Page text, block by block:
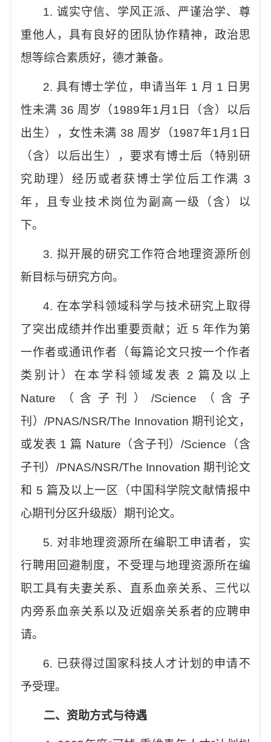
1. 诚实守信、学风正派、严谨治学、尊
重他人，具有良好的团队协作精神，政治思
想等综合素质好，德才兼备。
2. 具有博士学位，申请当年 1 月 1 日男
性未满 36 周岁 （1989年1月 1 日（含）以后
出生）
，女性未满 38 周岁 （1987年1月 1 日
（含）以后出生）
，要求有博士后（特别研
究助理）经历或者获博士学位后工作满 3
年，且专业技术岗位为副高一级（含）以
下。
3. 拟开展的研究工作符合地理资源所创
新目标与研究方向。
4. 在本学科领域科学与技术研究上取得
了突出成绩并作出重要贡献；近 5 年作为第
一作者或通讯作者（每篇论文只按一个作者
类别计）在本学科领域发表 2 篇及以上
Nature （含子刊）/Science （含子
刊）/PNAS/NSR/The Innovation期刊论文，
或发表 1篇 Nature （含子刊）/Science （含
子刊） /PNAS/NSR/The Innovation期刊论文
和 5篇及以上一区（中国科学院文献情报中
心期刊分区升级版）期刊论文。
5. 对非地理资源所在编职工申请者，实
行聘用回避制度，不受理与地理资源所在编
职工具有夫妻关系、直系血亲关系、三代以
内旁系血亲关系以及近姻亲关系者的应聘申
请。
6. 已获得过国家科技人才计划的申请不
予受理。
二、资助方式与待遇